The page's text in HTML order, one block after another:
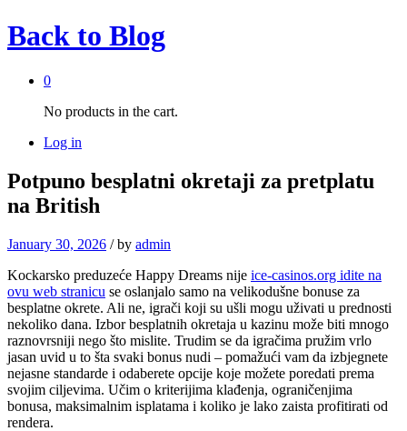
Back to Blog
0
No products in the cart.
Log in
Potpuno besplatni okretaji za pretplatu
na British
January 30, 2026 /by admin
Kockarsko preduzeće Happy Dreams nije ice-casinos.org idite na
ovu web stranicu se oslanjalo samo na velikodušne bonuse za
besplatne okrete. Ali ne, igrači koji su ušli mogu uživati ​​u prednosti
nekoliko dana. Izbor besplatnih okretaja u kazinu može biti mnogo
raznovrsniji nego što mislite. Trudim se da igračima pružim vrlo
jasan uvid u to šta svaki bonus nudi – pomažući vam da izbjegnete
nejasne standarde i odaberete opcije koje možete poredati prema
svojim ciljevima. Učim o kriterijima klađenja, ograničenjima
bonusa, maksimalnim isplatama i koliko je lako zaista profitirati od
rendera.